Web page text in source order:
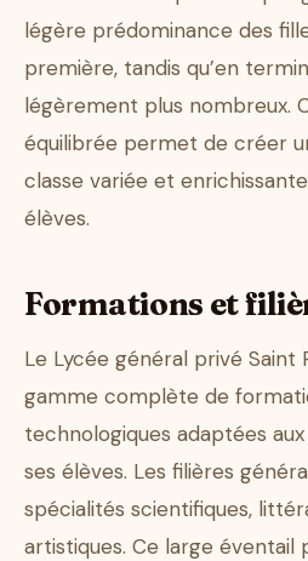
légère prédominance des
première, tandis qu’en
légèrement plus nombreux.
équilibrée permet de créer
classe variée et
élèves.
Formations et
Le Lycée général privé Saint
gamme complète de
technologiques adaptées
ses élèves. Les filières
spécialités scientifiques,
artistiques. Ce large éventail